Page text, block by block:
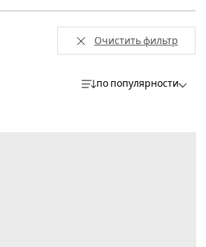
Очистить фильтр
по популярности